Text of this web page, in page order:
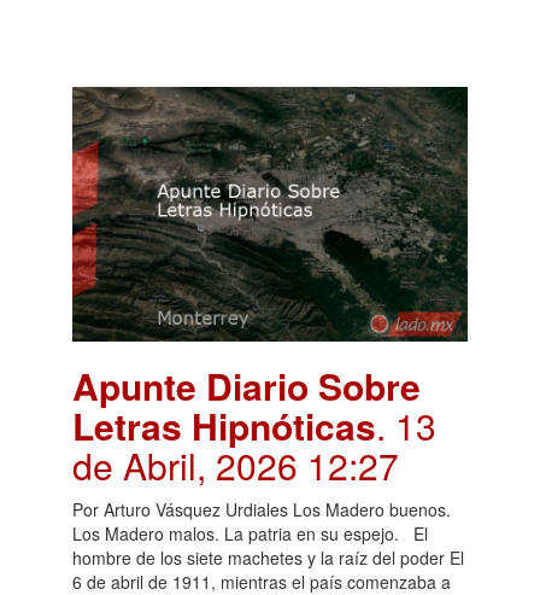
Apunte Diario Sobre
Letras Hipnóticas. 13
de Abril, 2026 12:27
Por Arturo Vásquez Urdiales Los Madero buenos.
Los Madero malos. La patria en su espejo. El
hombre de los siete machetes y la raíz del poder El
6 de abril de 1911, mientras el país comenzaba a